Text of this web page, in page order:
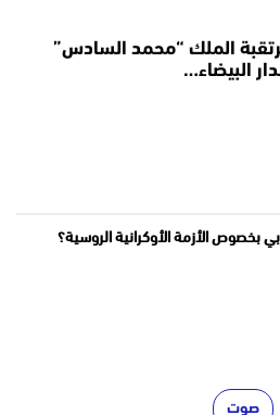
الملك “محمد السادس”
البيضاء…
بخصوص الأزمة الأوكرانية الروسية؟